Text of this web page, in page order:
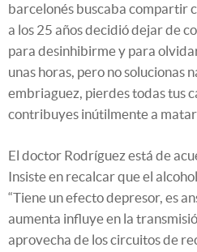
barcelonés buscaba compartir
a los 25 años decidió dejar de
para desinhibirme y para
unas horas, pero no solucionas
embriaguez, pierdes todas tus
contribuyes inútilmente a
El doctor Rodríguez está de
Insiste en recalcar que el
“Tiene un efecto depresor, es
aumenta influye en la
aprovecha de los circuitos de